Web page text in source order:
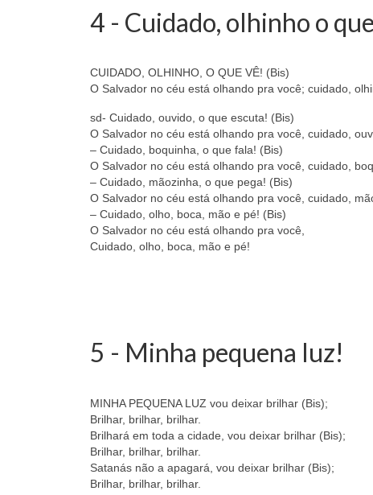
4 - Cuidado, olhinho o
CUIDADO, OLHINHO, O QUE VÊ! (Bis)
O Salvador no céu está olhando pra você; cuidado,
sd- Cuidado, ouvido, o que escuta! (Bis)
O Salvador no céu está olhando pra você, cuidado,
– Cuidado, boquinha, o que fala! (Bis)
O Salvador no céu está olhando pra você, cuidado,
– Cuidado, mãozinha, o que pega! (Bis)
O Salvador no céu está olhando pra você, cuidado,
– Cuidado, olho, boca, mão e pé! (Bis)
O Salvador no céu está olhando pra você,
Cuidado, olho, boca, mão e pé!
5 - Minha pequena luz!
MINHA PEQUENA LUZ vou deixar brilhar (Bis);
Brilhar, brilhar, brilhar.
Brilhará em toda a cidade, vou deixar brilhar (Bis);
Brilhar, brilhar, brilhar.
Satanás não a apagará, vou deixar brilhar (Bis);
Brilhar, brilhar, brilhar.